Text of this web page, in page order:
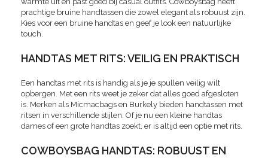
prachtige bruine handtassen die zowel elegant als robuust zijn.
Kies voor een bruine handtas en geef je look een natuurlijke
touch.
HANDTAS MET RITS: VEILIG EN PRAKTISCH
Een handtas met rits is handig als je je spullen veilig wilt
opbergen. Met een rits weet je zeker dat alles goed afgesloten
is. Merken als Micmacbags en Burkely bieden handtassen met
ritsen in verschillende stijlen. Of je nu een kleine handtas
dames of een grote handtas zoekt, er is altijd een optie met rits.
COWBOYSBAG HANDTAS: ROBUUST EN